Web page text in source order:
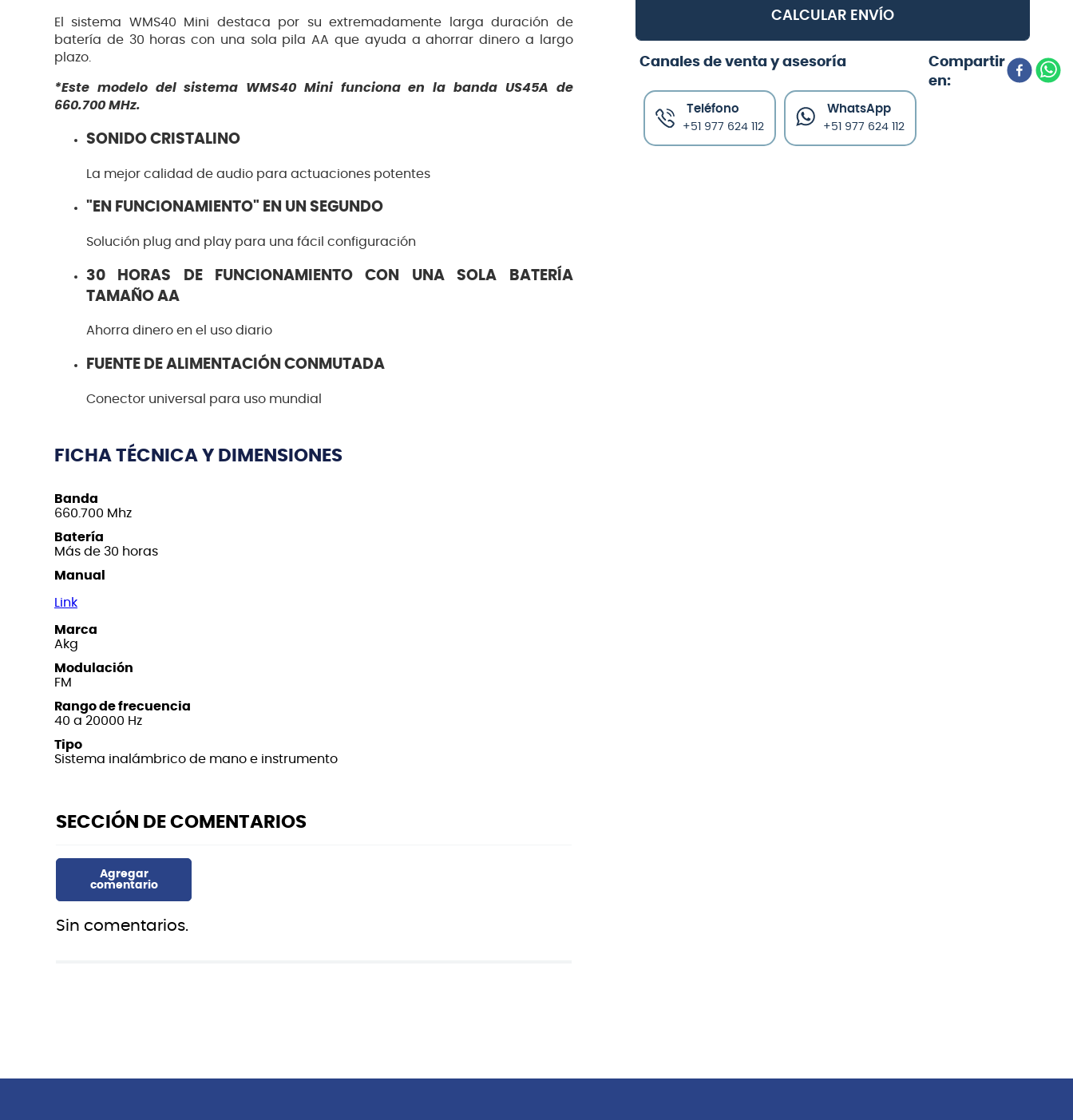
El sistema WMS40 Mini destaca por su extremadamente larga duración de
batería de 30 horas con una sola pila AA que ayuda a ahorrar dinero a largo
plazo.
*Este modelo del sistema WMS40 Mini funciona en la banda US45A de
660.700 MHz.
SONIDO CRISTALINO
La mejor calidad de audio para actuaciones potentes
"EN FUNCIONAMIENTO" EN UN SEGUNDO
Solución plug and play para una fácil configuración
30 HORAS DE FUNCIONAMIENTO CON UNA SOLA BATERÍA
TAMAÑO AA
Ahorra dinero en el uso diario
FUENTE DE ALIMENTACIÓN CONMUTADA
Conector universal para uso mundial
FICHA TÉCNICA Y DIMENSIONES
Banda
660.700 Mhz
Batería
Más de 30 horas
Manual
Link
Marca
Akg
Modulación
FM
Rango de frecuencia
40 a 20000 Hz
Tipo
Sistema inalámbrico de mano e instrumento
Sin comentarios.
CALCULAR ENVÍO
Canales de venta y asesoría
Teléfono
+51 977 624 112
WhatsApp
+51 977 624 112